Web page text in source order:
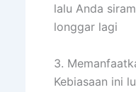
lalu Anda
longgar lagi
3.
Kebiasaan ini